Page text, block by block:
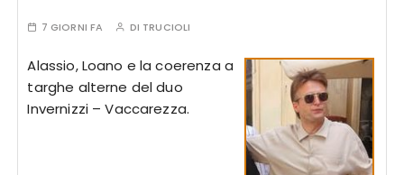
7 GIORNI FA DI TRUCIOLI
Alassio, Loano e la coerenza a
targhe alterne del duo
Invernizzi – Vaccarezza.